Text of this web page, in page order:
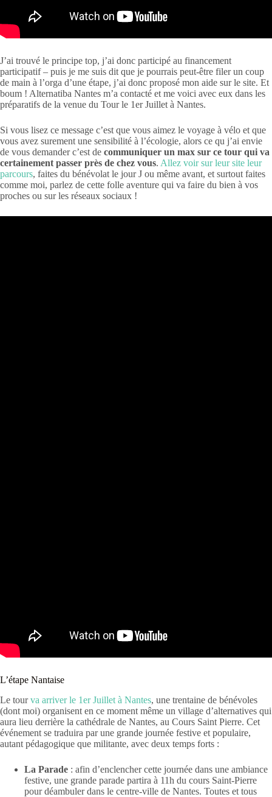
J’ai trouvé le principe top, j’ai donc participé au financement
participatif – puis je me suis dit que je pourrais peut-être filer un coup
de main à l’orga d’une étape, j’ai donc proposé mon aide sur le site. Et
boum ! Alternatiba Nantes m’a contacté et me voici avec eux dans les
préparatifs de la venue du Tour le 1er Juillet à Nantes.
Si vous lisez ce message c’est que vous aimez le voyage à vélo et que
vous avez surement une sensibilité à l’écologie, alors ce qu j’ai envie
de vous demander c’est de communiquer un max sur ce tour qui va
certainement passer près de chez vous. Allez voir sur leur site leur
parcours, faites du bénévolat le jour J ou même avant, et surtout faites
comme moi, parlez de cette folle aventure qui va faire du bien à vos
proches ou sur les réseaux sociaux !
L’étape Nantaise
Le tourva arriver le 1er Juillet à Nantes, une trentaine de bénévoles
(dont moi) organisent en ce moment même un village d’alternatives qui
aura lieu derrière la cathédrale de Nantes, au Cours Saint Pierre. Cet
événement se traduira par une grande journée festive et populaire,
autant pédagogique que militante, avec deux temps forts :
La Parade : afin d’enclencher cette journée dans une ambiance
festive, une grande parade partira à 11h du cours Saint-Pierre
pour déambuler dans le centre-ville de Nantes. Toutes et tous